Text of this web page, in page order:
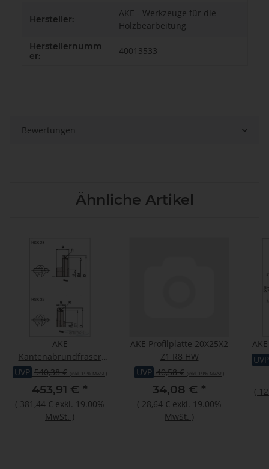
Hersteller:
AKE - Werkzeuge für die
Holzbearbeitung
Herstellernumm
er:
40013533
Bewertungen
Ähnliche Artikel
AKE
Kantenabrundfräser
62X17,5 HSK32 Z6 R3,0 L
UVP 540,38 € (inkl. 19% MwSt.)
453,91 € *
( 381,44 € exkl. 19.00%
MwSt. )
AKE Profilplatte 20X25X2
Z1 R8 HW
UVP 40,58 € (inkl. 19% MwSt.)
34,08 € *
( 28,64 € exkl. 19.00%
MwSt. )
UVP
(